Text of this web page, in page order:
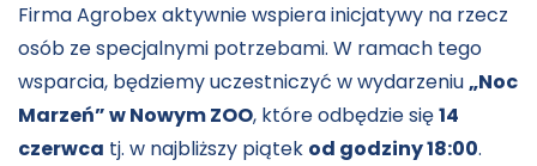
Firma Agrobex aktywnie wspiera inicjatywy na rzecz
osób ze specjalnymi potrzebami. W ramach tego
wsparcia, będziemy uczestniczyć w wydarzeniu„Noc
Marzeń” w Nowym ZOO, które odbędzie się14
czerwca tj. w najbliższy piątek od godziny 18:00.